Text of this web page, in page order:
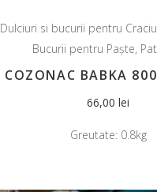
Dulciuri si bucurii pentru
Bucurii pentru Paște,
COZONAC BABKA
66,00 lei
Greutate: 0.8kg